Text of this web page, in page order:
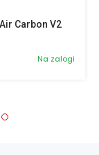
Carbon V2
Na zalogi